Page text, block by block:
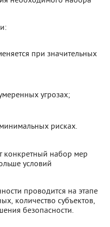
при значительных
угрозах;
рисках.
конкретный набор мер
условий
проводится на этапе
количество субъектов,
безопасности.